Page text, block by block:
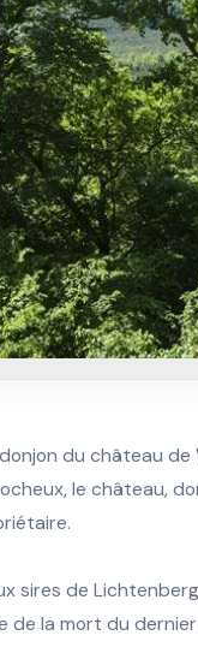
du château
le château,
sires de
de la mort du